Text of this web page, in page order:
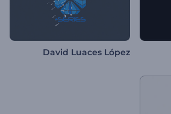
David Luaces López